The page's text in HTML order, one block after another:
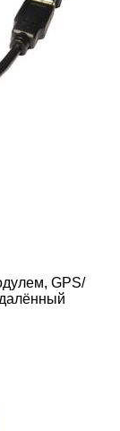
GPS/